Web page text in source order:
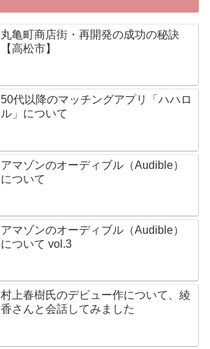
丸亀町商店街・再開発の成功の秘訣
【高松市】
50代以降のマッチングアプリ「ハハロ
ル」について
アマゾンのオーディブル（Audible）
について
アマゾンのオーディブル（Audible）
について vol.3
村上春樹氏のデビュー作について、綾
香さんと会話してみました